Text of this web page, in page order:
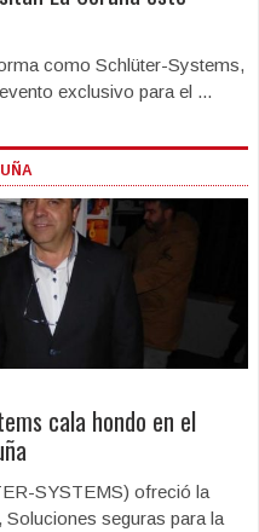
como Schlüter-Systems,
exclusivo para el ...
cala hondo en el
SYSTEMS) ofreció la
seguras para la